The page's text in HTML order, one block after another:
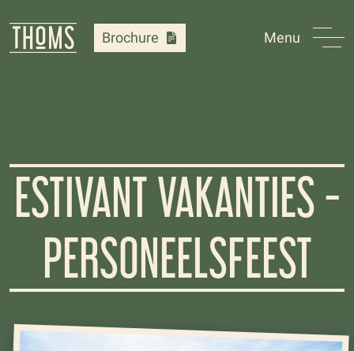
Brochure Menu
ESTIVANT VAKANTIES -
PERSONEELSFEEST